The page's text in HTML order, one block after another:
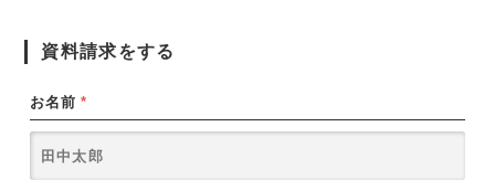
資料請求をする
お名前 *